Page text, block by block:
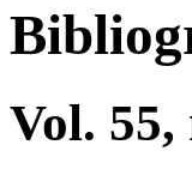
Vol. 55,